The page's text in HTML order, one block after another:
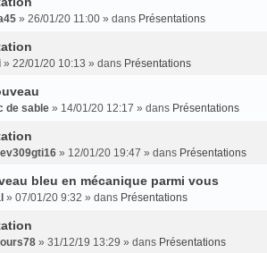
» 26/01/20 11:00 » dans Présentations
» 22/01/20 10:13 » dans Présentations
de sable» 14/01/20 12:17 » dans Présentations
» 12/01/20 19:47 » dans Présentations
bleu en mécanique parmi vous
» 07/01/20 9:32 » dans Présentations
» 31/12/19 13:29 » dans Présentations